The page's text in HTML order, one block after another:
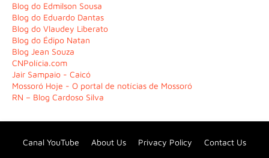
Blog do Edmilson Sousa
Blog do Eduardo Dantas
Blog do Vlaudey Liberato
Blog do Édipo Natan
Blog Jean Souza
CNPolícia.com
Jair Sampaio - Caicó
Mossoró Hoje - O portal de notícias de Mossoró
RN – Blog Cardoso Silva
Canal YouTube About Us Privacy Policy Contact Us